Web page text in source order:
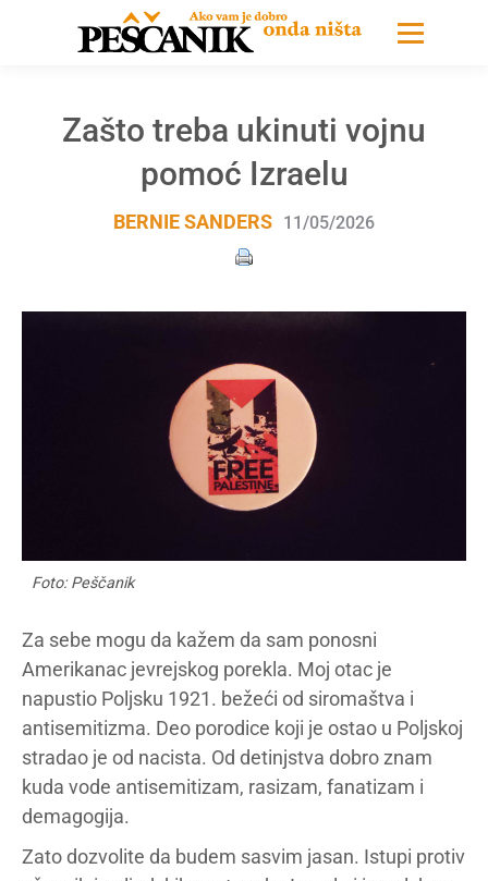
Zašto treba ukinuti vojnu
pomoć Izraelu
BERNIE SANDERS 11/05/2026
Foto: Peščanik
Za sebe mogu da kažem da sam ponosni
Amerikanac jevrejskog porekla. Moj otac je
napustio Poljsku 1921. bežeći od siromaštva i
antisemitizma. Deo porodice koji je ostao u Poljskoj
stradao je od nacista. Od detinjstva dobro znam
kuda vode antisemitizam, rasizam, fanatizam i
demagogija.
Zato dozvolite da budem sasvim jasan. Istupi protiv